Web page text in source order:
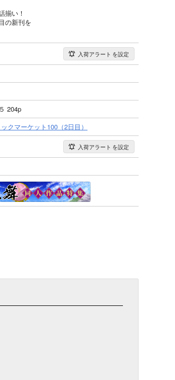
揃い！
の新刊を
入荷アラート を設定
204p
クマーケット100（2日目）
入荷アラート を設定